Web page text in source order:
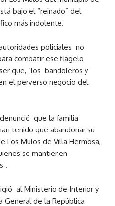
bajo el “reinado” del
más indolente.
policiales no
combatir ese flagelo
que, “los bandoleros y
el perverso negocio del
que la familia
tenido que abandonar su
Los Mulos de Villa Hermosa,
se mantienen
.
al Ministerio de Interior y
General de la República